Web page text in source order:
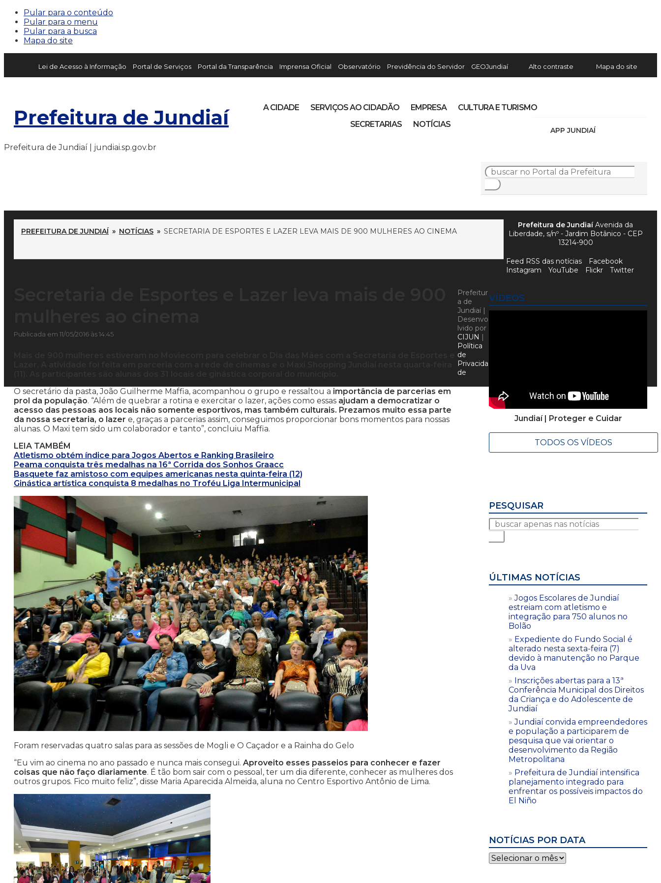
Pular para o conteúdo
Pular para o menu
Pular para a busca
Mapa do site
Lei de Acesso à Informação Portal de Serviços Portal da Transparência Imprensa Oficial Observatório Previdência do Servidor GEOJundiaí Alto contraste Mapa do site
Prefeitura de Jundiaí
APP JUNDIAÍ
A CIDADE SERVIÇOS AO CIDADÃO EMPRESA
CULTURA E TURISMO
SECRETARIAS
NOTÍCIAS
Prefeitura de Jundiaí | jundiai.sp.gov.br
PREFEITURA DE JUNDIAÍ » NOTÍCIAS » SECRETARIA DE ESPORTES E LAZER LEVA MAIS DE 900 MULHERES AO CINEMA
Publicada em 11/05/2016 às 14:45
O secretário da pasta, João Guilherme Maffia, acompanhou o grupo e ressaltou a importância de parcerias em
prol da população. “Além de quebrar a rotina e exercitar o lazer, ações como essas ajudam a democratizar o
acesso das pessoas aos locais não somente esportivos, mas também culturais. Prezamos muito essa parte
da nossa secretaria, o lazer e, graças a parcerias assim, conseguimos proporcionar bons momentos para nossas
alunas. O Maxi tem sido um colaborador e tanto”, concluiu Maffia.
LEIA TAMBÉM
Atletismo obtém índice para Jogos Abertos e Ranking Brasileiro
Peama conquista três medalhas na 16ª Corrida dos Sonhos Graacc
Basquete faz amistoso com equipes americanas nesta quinta-feira (12)
Ginástica artística conquista 8 medalhas no Troféu Liga Intermunicipal
Foram reservadas quatro salas para as sessões de Mogli e O Caçador e a Rainha do Gelo
“Eu vim ao cinema no ano passado e nunca mais consegui. Aproveito esses passeios para conhecer e fazer
coisas que não faço diariamente. É tão bom sair com o pessoal, ter um dia diferente, conhecer as mulheres dos
outros grupos. Fico muito feliz”, disse Maria Aparecida Almeida, aluna no Centro Esportivo Antônio de Lima.
VÍDEOS
Jundiaí | Proteger e Cuidar
TODOS OS VÍDEOS
PESQUISAR
ÚLTIMAS NOTÍCIAS
Jogos Escolares de Jundiaí
estreiam com atletismo e
integração para 750 alunos no
Bolão
Expediente do Fundo Social é
alterado nesta sexta-feira (7)
devido à manutenção no Parque
da Uva
Inscrições abertas para a 13ª
Conferência Municipal dos Direitos
da Criança e do Adolescente de
Jundiaí
Jundiaí convida empreendedores
e população a participarem de
pesquisa que vai orientar o
desenvolvimento da Região
Metropolitana
Prefeitura de Jundiaí intensifica
planejamento integrado para
enfrentar os possíveis impactos do
El Niño
NOTÍCIAS POR DATA
Notícias
por
Prefeitura de JundiaíAvenida da
Liberdade, s/nº - Jardim Botânico - CEP
13214-900
Feed RSS das notícias
Facebook
Instagram
YouTube Flickr Twitter
Prefeitur
a de
Jundiaí |
Desenvo
lvido por
CIJUN |
Política
de
Privacida
de